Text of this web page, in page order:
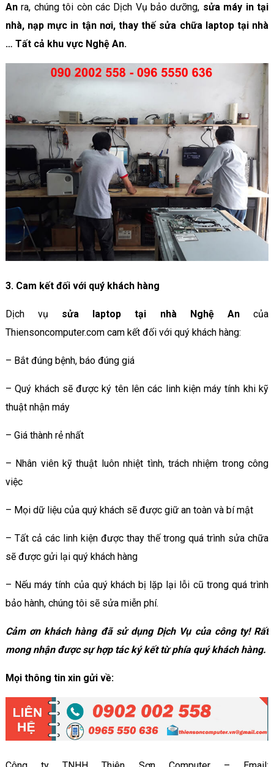
Anra, chúng tôi còn các Dịch Vụ bảo dưỡng, sửa máy in tại
nhà, nạp mực in tận nơi, thay thế sửa chữa laptop tại nhà
… Tất cả khu vực Nghệ An.
3. Cam kết đối với quý khách hàng
Dịch vụ sửa laptop tại nhà Nghệ Ancủa
Thiensoncomputer.com cam kết đối với quý khách hàng:
– Bắt đúng bệnh, báo đúng giá
– Quý khách sẽ được ký tên lên các linh kiện máy tính khi kỹ
thuật nhận máy
– Giá thành rẻ nhất
– Nhân viên kỹ thuật luôn nhiệt tình, trách nhiệm trong công
việc
– Mọi dữ liệu của quý khách sẽ được giữ an toàn và bí mật
– Tất cả các linh kiện được thay thế trong quá trình sửa chữa
sẽ được gửi lại quý khách hàng
– Nếu máy tính của quý khách bị lặp lại lỗi cũ trong quá trình
bảo hành, chúng tôi sẽ sửa miễn phí.
Cảm ơn khách hàng đã sử dụng Dịch Vụ của công ty! Rất
mong nhận được sự hợp tác ký kết từ phía quý khách hàng.
Mọi thông tin xin gửi về: